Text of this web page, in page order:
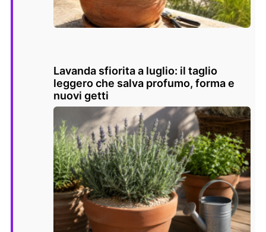
Lavanda sfiorita a luglio: il taglio
leggero che salva profumo, forma e
nuovi getti